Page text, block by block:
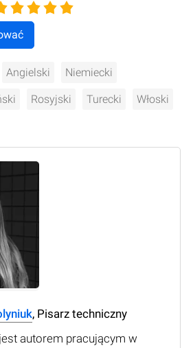
Angielski Niemiecki
Rosyjski Turecki Włoski
, Pisarz techniczny
autorem pracującym w